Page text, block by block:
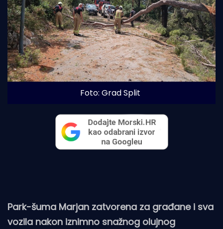
Foto: Grad Split
Park-šuma Marjan zatvorena za građane i sva
vozila nakon iznimno snažnog olujnog